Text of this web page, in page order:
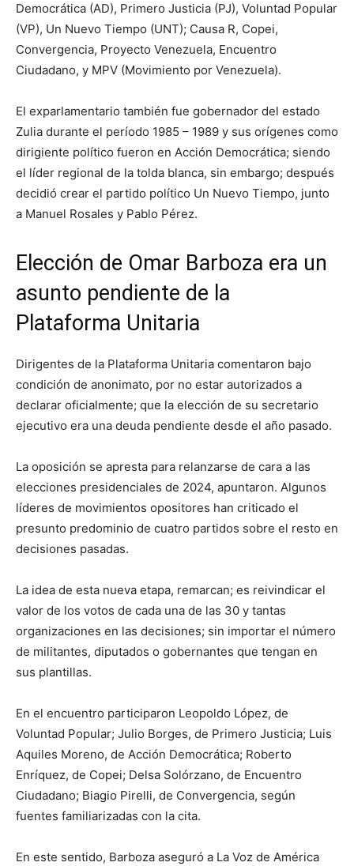
Democrática (AD), Primero Justicia (PJ), Voluntad Popular
(VP), Un Nuevo Tiempo (UNT); Causa R, Copei,
Convergencia, Proyecto Venezuela, Encuentro
Ciudadano, y MPV (Movimiento por Venezuela).
El exparlamentario también fue gobernador del estado
Zulia durante el período 1985 – 1989 y sus orígenes como
dirigiente político fueron en Acción Democrática; siendo
el líder regional de la tolda blanca, sin embargo; después
decidió crear el partido político Un Nuevo Tiempo, junto
a Manuel Rosales y Pablo Pérez.
Elección de Omar Barboza era un
asunto pendiente de la
Plataforma Unitaria
Dirigentes de la Plataforma Unitaria comentaron bajo
condición de anonimato, por no estar autorizados a
declarar oficialmente; que la elección de su secretario
ejecutivo era una deuda pendiente desde el año pasado.
La oposición se apresta para relanzarse de cara a las
elecciones presidenciales de 2024, apuntaron. Algunos
líderes de movimientos opositores han criticado el
presunto predominio de cuatro partidos sobre el resto en
decisiones pasadas.
La idea de esta nueva etapa, remarcan; es reivindicar el
valor de los votos de cada una de las 30 y tantas
organizaciones en las decisiones; sin importar el número
de militantes, diputados o gobernantes que tengan en
sus plantillas.
En el encuentro participaron Leopoldo López, de
Voluntad Popular; Julio Borges, de Primero Justicia; Luis
Aquiles Moreno, de Acción Democrática; Roberto
Enríquez, de Copei; Delsa Solórzano, de Encuentro
Ciudadano; Biagio Pirelli, de Convergencia, según
fuentes familiarizadas con la cita.
En este sentido, Barboza aseguró a La Voz de América